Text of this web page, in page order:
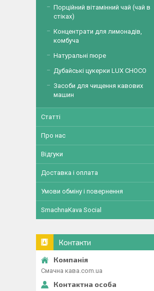
Порційний вітамінний чай (чай в
стіках)
Концентрати для лимонадів,
комбуча
Натуральні пюре
Дубайські цукерки LUX CHOCO
Засоби для чищення кавових
машин
Статті
Про нас
Відгуки
Доставка і оплата
Умови обміну і повернення
SmachnaKava Social
Контакти
Смачна кава.com.ua